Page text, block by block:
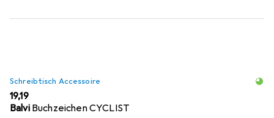
Schreibtisch Accessoire
EUR
19,19
Balvi Buchzeichen CYCLIST